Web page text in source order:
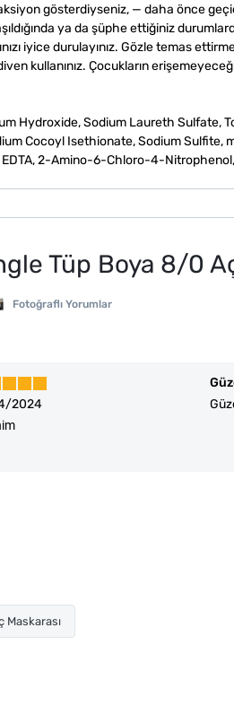
gösterdiyseniz, — daha önce
ya da şüphe ettiğiniz
iyice durulayınız. Gözle temas
kullanınız. Çocukların
Hydroxide, Sodium Laureth Sulfate,
Cocoyl Isethionate, Sodium Sulfite,
2-Amino-6-Chloro-4-
Tüp Boya 8/0
Fotoğraflı Yorumlar
2024
Maskarası